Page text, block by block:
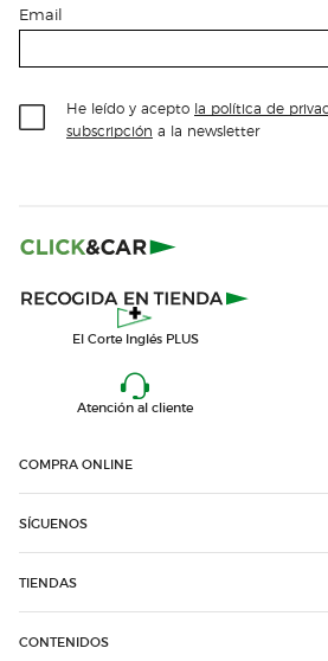
Email
He leído y acepto la política de
subscripción a la newsletter
El Corte Inglés PLUS
Atención al cliente
COMPRA ONLINE
SÍGUENOS
TIENDAS
CONTENIDOS